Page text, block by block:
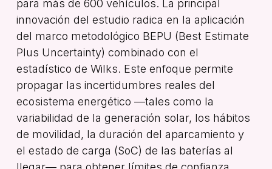
para más de 600 vehículos. La principal
innovación del estudio radica en la aplicación
del marco metodológico BEPU (Best Estimate
Plus Uncertainty) combinado con el
estadístico de Wilks. Este enfoque permite
propagar las incertidumbres reales del
ecosistema energético —tales como la
variabilidad de la generación solar, los hábitos
de movilidad, la duración del aparcamiento y
el estado de carga (SoC) de las baterías al